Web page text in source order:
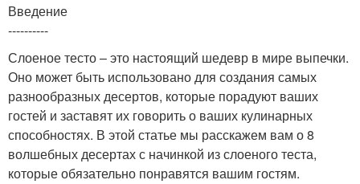
Введение
----------
Слоеное тесто – это настоящий шедевр в мире выпечки.
Оно может быть использовано для создания самых
разнообразных десертов, которые порадуют ваших
гостей и заставят их говорить о ваших кулинарных
способностях. В этой статье мы расскажем вам о 8
волшебных десертах с начинкой из слоеного теста,
которые обязательно понравятся вашим гостям.